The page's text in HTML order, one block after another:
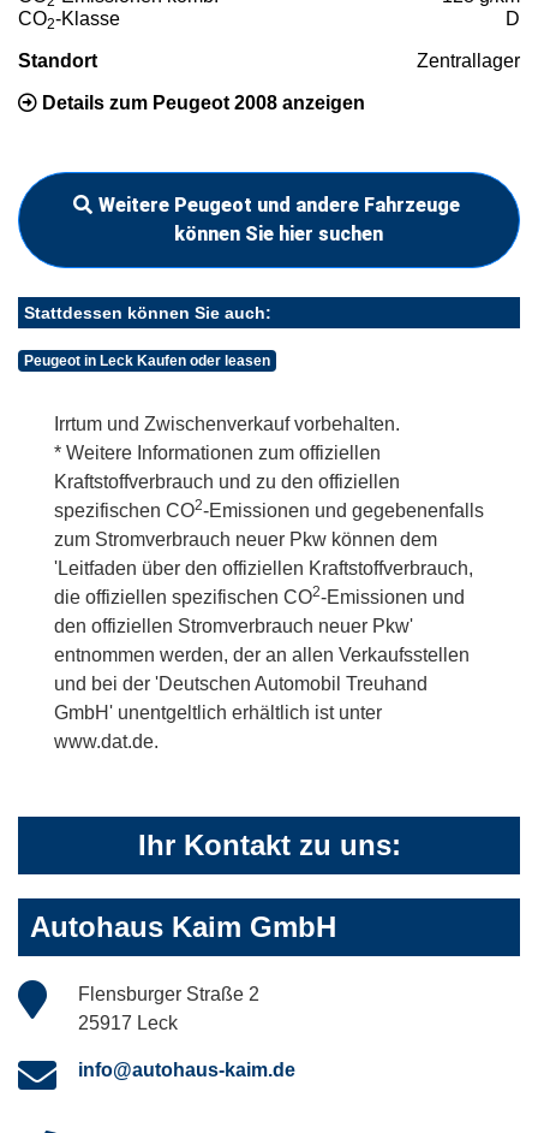
CO2-Klasse D
Standort Zentrallager
Details zum Peugeot 2008 anzeigen
Weitere Peugeot und andere Fahrzeuge
können Sie hier suchen
Stattdessen können Sie auch:
Peugeot in Leck Kaufen oder leasen
Irrtum und Zwischenverkauf vorbehalten.
* Weitere Informationen zum offiziellen
Kraftstoffverbrauch und zu den offiziellen
spezifischen CO2-Emissionen und gegebenenfalls
zum Stromverbrauch neuer Pkw können dem
'Leitfaden über den offiziellen Kraftstoffverbrauch,
die offiziellen spezifischen CO2-Emissionen und
den offiziellen Stromverbrauch neuer Pkw'
entnommen werden, der an allen Verkaufsstellen
und bei der 'Deutschen Automobil Treuhand
GmbH' unentgeltlich erhältlich ist unter
www.dat.de.
Ihr Kontakt zu uns:
Autohaus Kaim GmbH
Flensburger Straße 2
25917 Leck
info@autohaus-kaim.de